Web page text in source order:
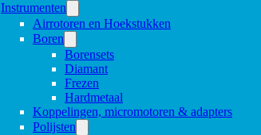
Instrumenten
Airrotoren en Hoekstukken
Boren
Borensets
Diamant
Frezen
Hardmetaal
Koppelingen, micromotoren & adapters
Polijsten